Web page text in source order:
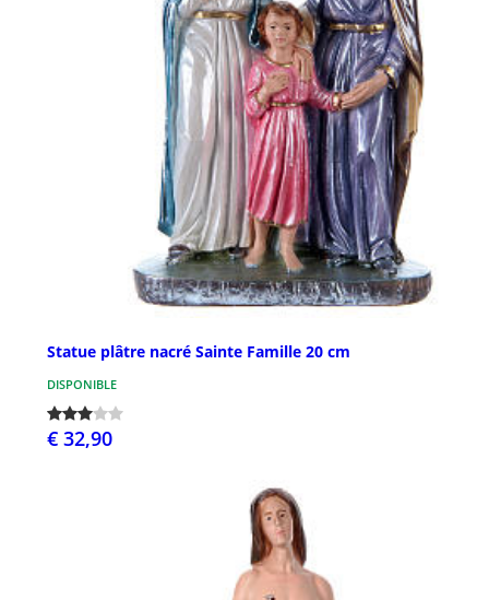
Statue plâtre nacré Sainte Famille 20 cm
DISPONIBLE
€ 32,90